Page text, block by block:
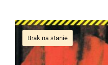
Brak na stanie